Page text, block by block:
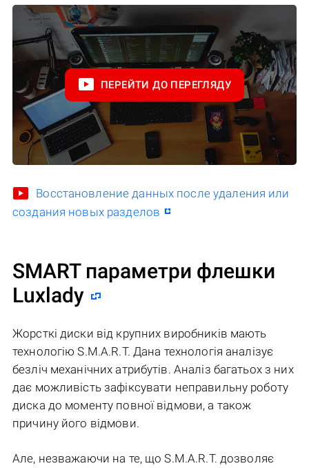
ПЕРЕЙТИ ДО ПЕРЕГЛЯДУ
Восстановление данных после удаления или
создания новых разделов
SMART параметри флешки
Luxlady
Жорсткі диски від крупних виробників мають
технологію S.M.A.R.T. Дана технологія аналізує
безліч механічних атрибутів. Аналіз багатьох з них
дає можливість зафіксувати неправильну роботу
диска до моменту повної відмови, а також
причину його відмови.
Але, незважаючи на те, що S.M.A.R.T. дозволяє